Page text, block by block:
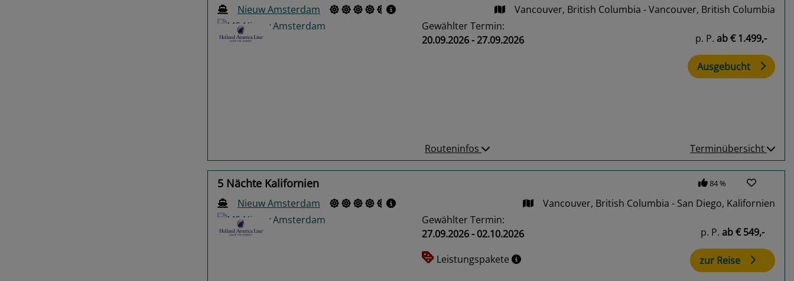
Nieuw Amsterdam Vancouver, British Columbia - Vancouver, British Columbia
Gewählter Termin:
20.09.2026 - 27.09.2026
p. P. ab€ 1.499,-
Ausgebucht
Routeninfos Terminübersicht
5 Nächte Kalifornien 84 %
Nieuw Amsterdam Vancouver, British Columbia - San Diego, Kalifornien
Gewählter Termin:
27.09.2026 - 02.10.2026
Leistungspakete
p. P. ab€ 549,-
zur Reise